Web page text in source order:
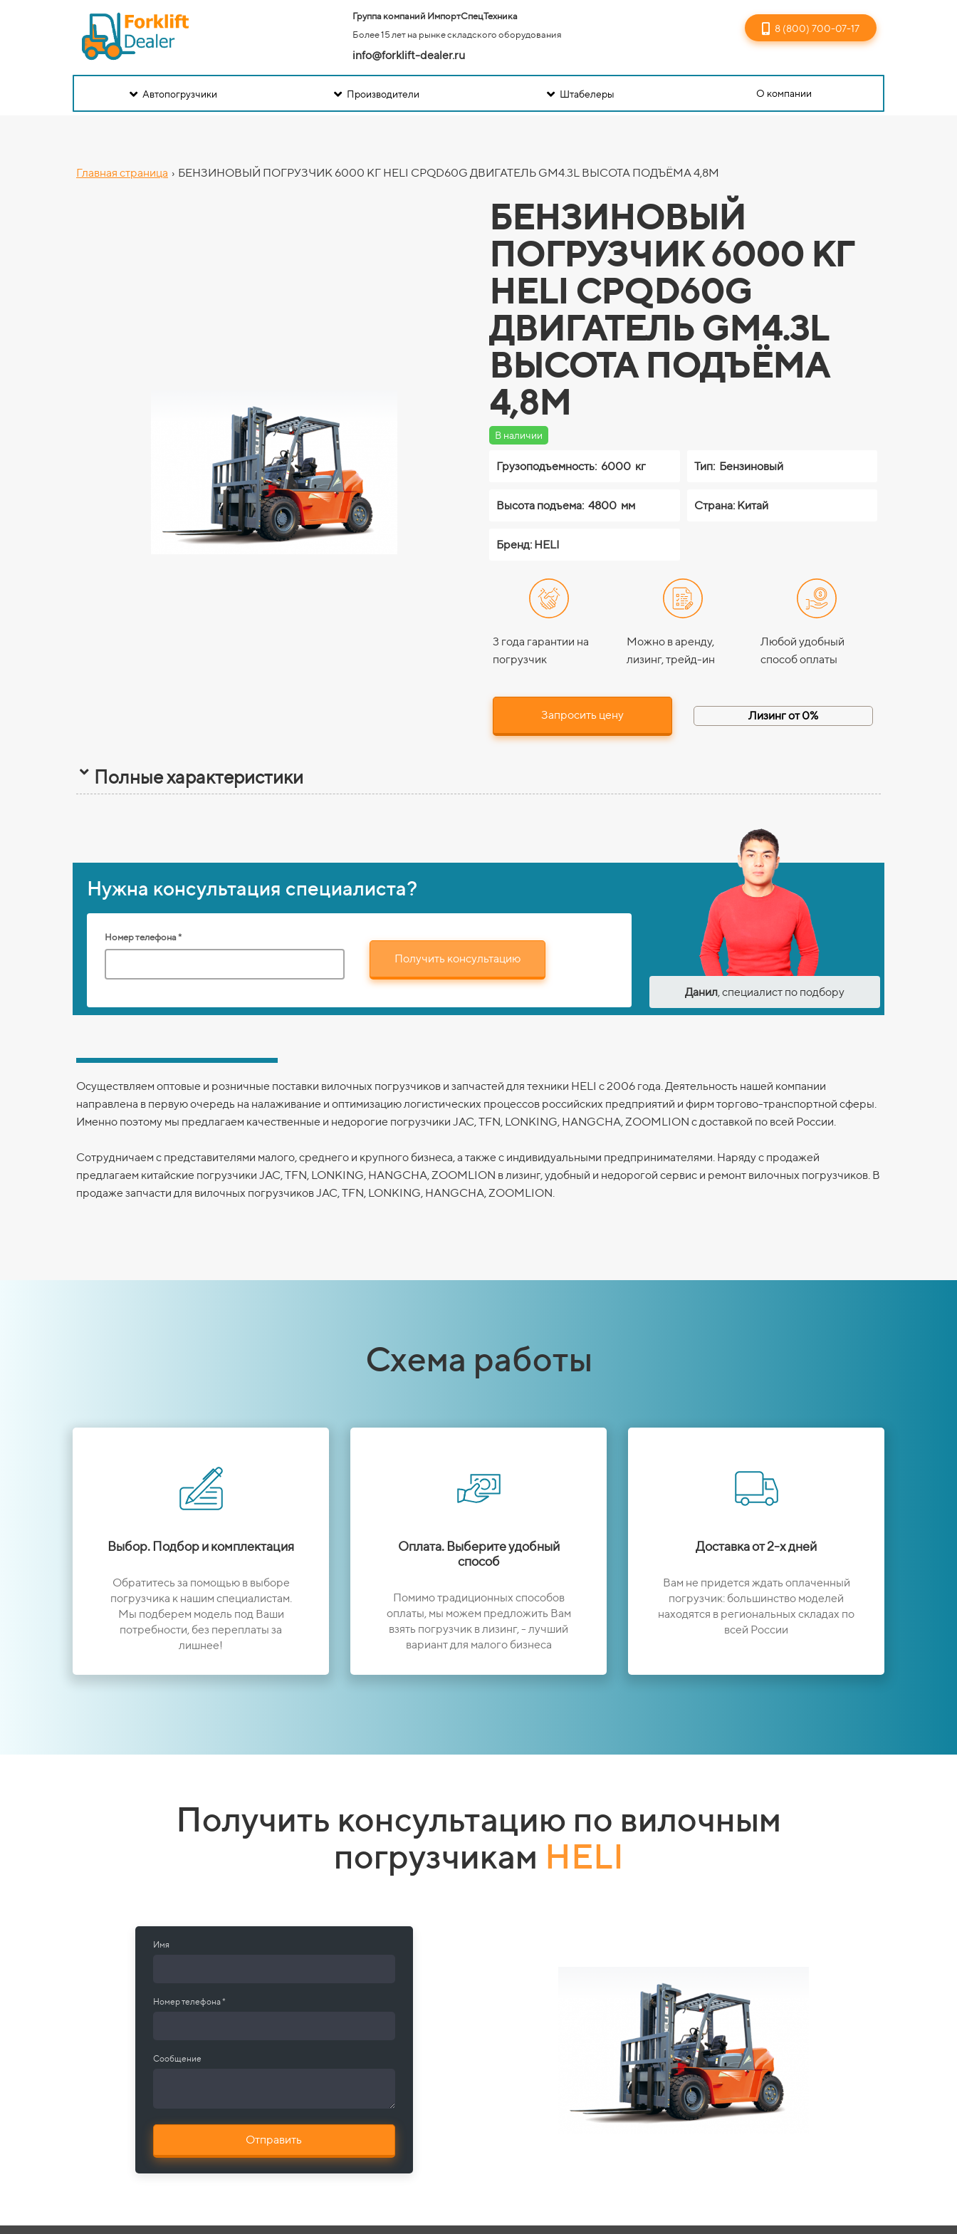
Группа компаний ИмпортСпецТехника
Более 15 лет на рынке складского оборудования
info@forklift-dealer.ru
8 (800) 700-07-17
Автопогрузчики Производители Штабелеры О компании
Главная страница › БЕНЗИНОВЫЙ ПОГРУЗЧИК 6000 КГ HELI CPQD60G ДВИГАТЕЛЬ GM4.3L ВЫСОТА ПОДЪЁМА 4,8М
БЕНЗИНОВЫЙ
ПОГРУЗЧИК 6000 КГ
HELI CPQD60G
ДВИГАТЕЛЬ GM4.3L
ВЫСОТА ПОДЪЁМА
4,8М
В наличии
Грузоподъемность: 6000 кг Тип: Бензиновый
Высота подъема: 4800 мм Страна: Китай
Бренд: HELI
3 года гарантии на
погрузчик
Можно в аренду,
лизинг, трейд-ин
Любой удобный
способ оплаты
Запросить цену Лизинг от 0%
Полные характеристики
Нужна консультация специалиста?
Номер телефона *
Получить консультацию
Данил, специалист по подбору
Осуществляем оптовые и розничные поставки вилочных погрузчиков и запчастей для техники HELI с 2006 года. Деятельность нашей компании
направлена в первую очередь на налаживание и оптимизацию логистических процессов российских предприятий и фирм торгово-транспортной сферы.
Именно поэтому мы предлагаем качественные и недорогие погрузчики JAC, TFN, LONKING, HANGCHA,ZOOMLION с доставкой по всей России.
Сотрудничаем с представителями малого, среднего и крупного бизнеса, а также с индивидуальными предпринимателями. Наряду с продажей
предлагаем китайские погрузчики JAC, TFN, LONKING, HANGCHA,ZOOMLION в лизинг, удобный и недорогой сервис и ремонт вилочных погрузчиков. В
продаже запчасти для вилочных погрузчиков JAC, TFN, LONKING, HANGCHA,ZOOMLION.
Схема работы
Выбор. Подбор и комплектация
Обратитесь за помощью в выборе
погрузчика к нашим специалистам.
Мы подберем модель под Ваши
потребности, без переплаты за
лишнее!
Оплата. Выберите удобный
способ
Помимо традиционных способов
оплаты, мы можем предложить Вам
взять погрузчик в лизинг, - лучший
вариант для малого бизнеса
Доставка от 2-х дней
Вам не придется ждать оплаченный
погрузчик: большинство моделей
находятся в региональных складах по
всей России
Получить консультацию по вилочным
погрузчикам HELI
Имя
Номер телефона *
Сообщение
Отправить